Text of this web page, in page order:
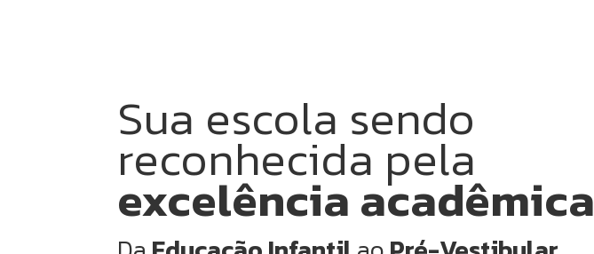
Sua escola sendo
reconhecida pela
excelência acadêmica